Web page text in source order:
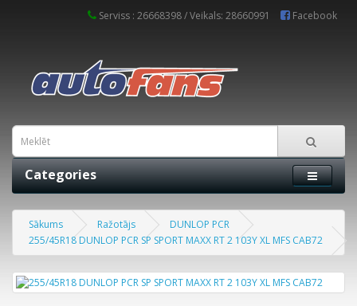
Serviss : 26668398 / Veikals: 28660991 Facebook
Categories
Sākums Ražotājs
DUNLOP PCR
255/45R18 DUNLOP PCR SP SPORT MAXX RT 2 103Y XL MFS CAB72